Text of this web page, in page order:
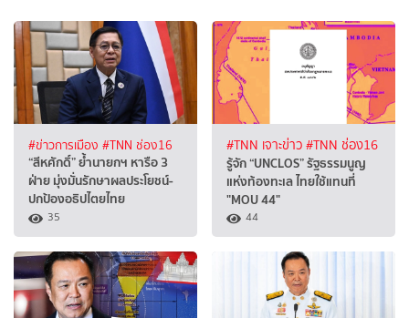
#ข่าวการเมือง #TNN ช่อง16
“สีหศักดิ์” ย้ำนายกฯ หารือ 3
ฝ่าย มุ่งมั่นรักษาผลประโยชน์-
ปกป้องอธิปไตยไทย
35
#TNN เจาะข่าว#TNN ช่อง16
รู้จัก “UNCLOS” รัฐธรรมนูญ
แห่งท้องทะเล ไทยใช้แทนที่
"MOU 44"
44